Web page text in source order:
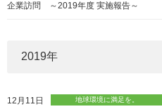
企業訪問 ～2019年度 実施報告～
2019年
12月11日